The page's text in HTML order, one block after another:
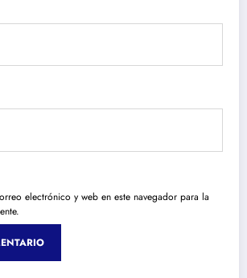
electrónico y web en este navegador para la